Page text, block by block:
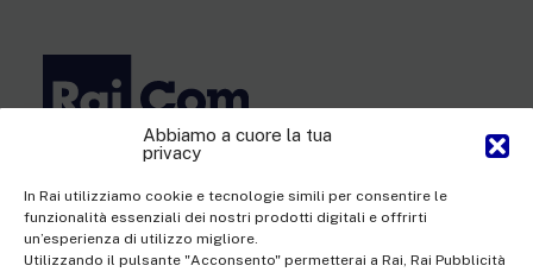
Abbiamo a cuore la tua
privacy
In Rai utilizziamo cookie e tecnologie simili per consentire le
funzionalità essenziali dei nostri prodotti digitali e offrirti
un’esperienza di utilizzo migliore.
Utilizzando il pulsante "Acconsento" permetterai a Rai, Rai Pubblicità
Rai Com S.p.A. - Single-member company
Registered office Via Umberto Novaro, 18 00195 Rome
Share Capital €10,320,000.00 fully paid up | Data Protection
Officer: dporaicom@rai.it | Management and coordination: Rai -